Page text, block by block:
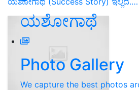
ಯಶೋಗಾಥೆ
Photo Gallery
We capture the best photos